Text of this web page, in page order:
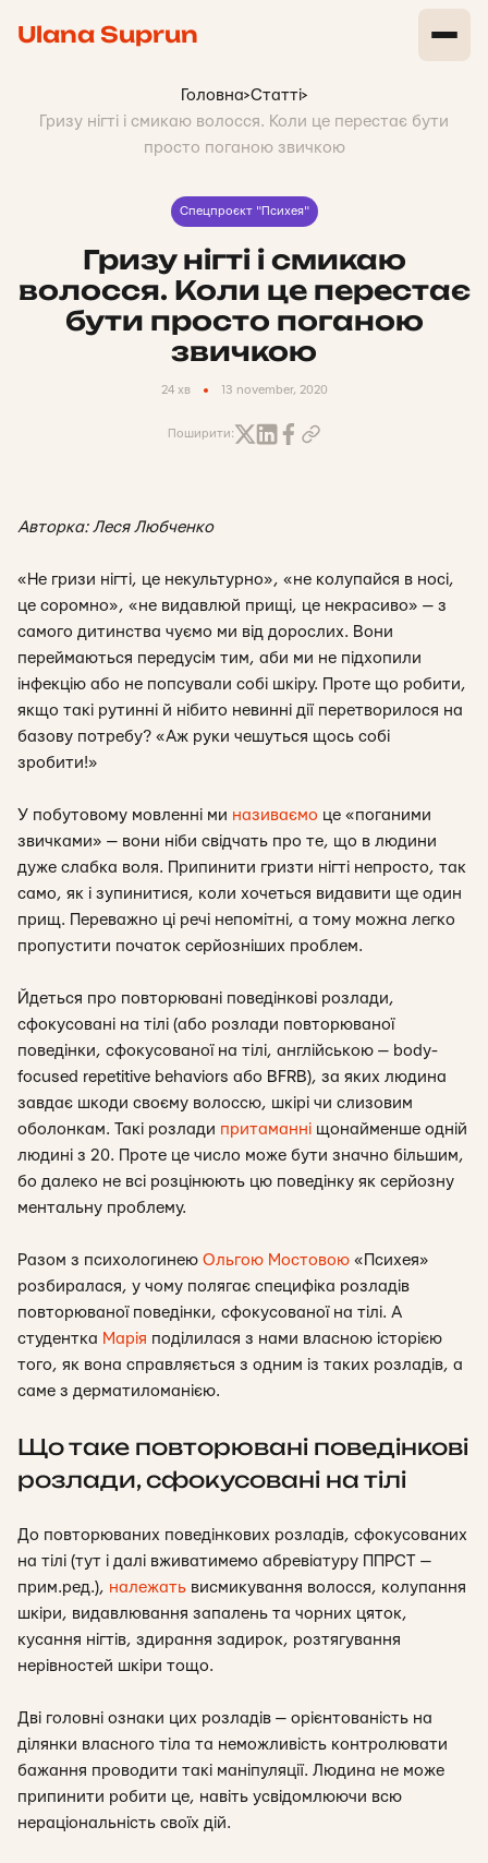
Ulana Suprun
Головна>Статті>
Гризу нігті і смикаю волосся. Коли це перестає бути
просто поганою звичкою
Спецпроєкт "Психея"
Гризу нігті і смикаю
волосся. Коли це перестає
бути просто поганою
звичкою
24 хв 13 november, 2020
Поширити:
Авторка: Леся Любченко
«Не гризи нігті, це некультурно», «не колупайся в носі,
це соромно», «не видавлюй прищі, це некрасиво» — з
самого дитинства чуємо ми від дорослих. Вони
переймаються передусім тим, аби ми не підхопили
інфекцію або не попсували собі шкіру. Проте що робити,
якщо такі рутинні й нібито невинні дії перетворилося на
базову потребу? «Аж руки чешуться щось собі
зробити!»
У побутовому мовленні ми називаємо це «поганими
звичками» — вони ніби свідчать про те, що в людини
дуже слабка воля. Припинити гризти нігті непросто, так
само, як і зупинитися, коли хочеться видавити ще один
прищ. Переважно ці речі непомітні, а тому можна легко
пропустити початок серйозніших проблем.
Йдеться про повторювані поведінкові розлади,
сфокусовані на тілі (або розлади повторюваної
поведінки, сфокусованої на тілі, англійською — body-
focused repetitive behaviors або BFRB), за яких людина
завдає шкоди своєму волоссю, шкірі чи слизовим
оболонкам. Такі розлади притаманні щонайменше одній
людині з 20. Проте це число може бути значно більшим,
бо далеко не всі розцінюють цю поведінку як серйозну
ментальну проблему.
Разом з психологинею Ольгою Мостовою «Психея»
розбиралася, у чому полягає специфіка розладів
повторюваної поведінки, сфокусованої на тілі. А
студентка Марія поділилася з нами власною історією
того, як вона справляється з одним із таких розладів, а
саме з дерматиломанією.
Що таке повторювані поведінкові
розлади, сфокусовані на тілі
До повторюваних поведінкових розладів, сфокусованих
на тілі (тут і далі вживатимемо абревіатуру ППРСТ —
прим.ред.), належать висмикування волосся, колупання
шкіри, видавлювання запалень та чорних цяток,
кусання нігтів, здирання задирок, розтягування
нерівностей шкіри тощо.
Дві головні ознаки цих розладів — орієнтованість на
ділянки власного тіла та неможливість контролювати
бажання проводити такі маніпуляції. Людина не може
припинити робити це, навіть усвідомлюючи всю
нераціональність своїх дій.